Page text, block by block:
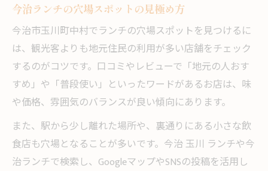
今治ランチの穴場スポットの見極め方
今治市玉川町中村でランチの穴場スポットを見つけるに
は、観光客よりも地元住民の利用が多い店舗をチェック
するのがコツです。口コミやレビューで「地元の人おす
すめ」や「普段使い」といったワードがあるお店は、味
や価格、雰囲気のバランスが良い傾向にあります。
また、駅から少し離れた場所や、裏通りにある小さな飲
食店も穴場となることが多いです。今治 玉川 ランチや今
治ランチで検索し、GoogleマップやSNSの投稿を活用し